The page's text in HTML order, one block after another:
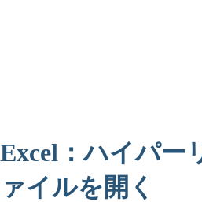
Excel：ハイパー
ァイルを開く